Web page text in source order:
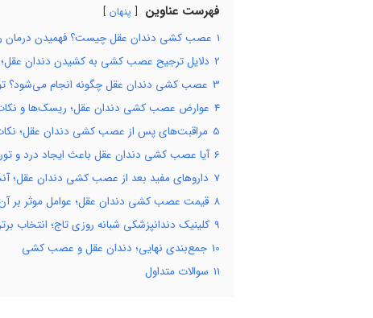
فهرست عناوین پنهان
1 عصب کشی دندان عقل چیست؟ فهمیدن درمان
2 دلایل ترجیح عصب کشی به کشیدن دندان عقل؛
3 عصب کشی دندان عقل چگونه انجام می‌شود؟
4 عوارض عصب کشی دندان عقل؛ ریسک‌ها و
5 مراقبت‌های پس از عصب کشی دندان عقل؛
6 آیا عصب کشی دندان عقل باعث ایجاد درد و
7 داروهای مفید بعد از عصب کشی دندان عقل؛
8 قیمت عصب کشی دندان عقل؛ عوامل موثر بر
9 کلینیک دندانپزشکی شبانه روزی تاج؛
10 جمع‌بندی نهایی؛ دندان عقل و عصب کشی
11 سوالات متداول